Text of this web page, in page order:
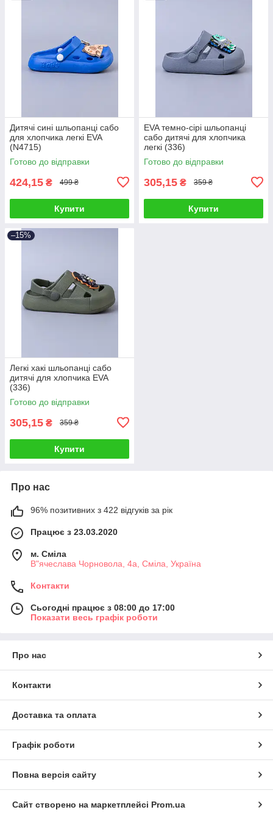
Дитячі сині шльопанці сабо
для хлопчика легкі EVA
(N4715)
Готово до відправки
424,15 ₴ 499 ₴
Купити
EVA темно-сірі шльопанці
сабо дитячі для хлопчика
легкі (336)
Готово до відправки
305,15 ₴ 359 ₴
Купити
–15%
Легкі хакі шльопанці сабо
дитячі для хлопчика EVA
(336)
Готово до відправки
305,15 ₴ 359 ₴
Купити
Про нас
96% позитивних з 422 відгуків за рік
Працює з 23.03.2020
м. Сміла
В"ячеслава Чорновола, 4а, Сміла, Україна
Контакти
Сьогодні працює з 08:00 до 17:00
Показати весь графік роботи
Про нас
Контакти
Доставка та оплата
Графік роботи
Повна версія сайту
Сайт створено на маркетплейсі Prom.ua